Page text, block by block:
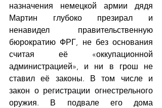
назначения немецкой армии дядя
Мартин глубоко презирал и
ненавидел правительственную
бюрократию ФРГ, не без основания
считая её «оккупационной
администрацией», и ни в грош не
ставил её законы. В том числе и
закон о регистрации огнестрельного
оружия. В подвале его дома